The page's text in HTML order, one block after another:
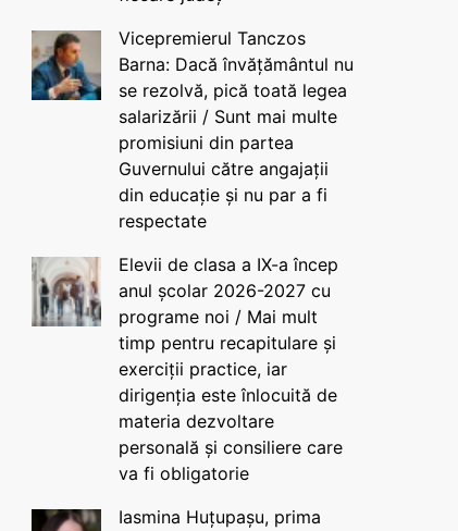
Vicepremierul Tanczos
Barna: Dacă învățământul nu
se rezolvă, pică toată legea
salarizării / Sunt mai multe
promisiuni din partea
Guvernului către angajații
din educație și nu par a fi
respectate
Elevii de clasa a IX-a încep
anul școlar 2026-2027 cu
programe noi / Mai mult
timp pentru recapitulare și
exerciții practice, iar
dirigenția este înlocuită de
materia dezvoltare
personală și consiliere care
va fi obligatorie
Iasmina Huțupașu, prima